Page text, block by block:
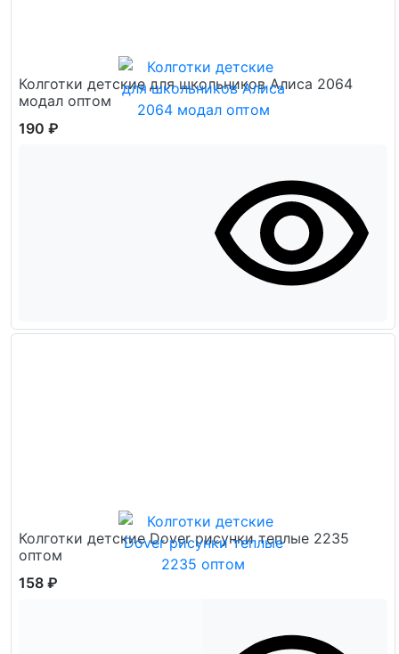
Колготки детские для школьников Алиса 2064
модал оптом
190 ₽
Колготки детские Dover рисунки теплые 2235
оптом
158 ₽